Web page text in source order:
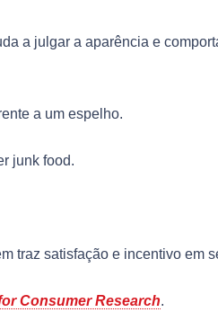
a julgar a aparência e
a um espelho.
junk food.
traz satisfação e incentivo em
Consumer Research.